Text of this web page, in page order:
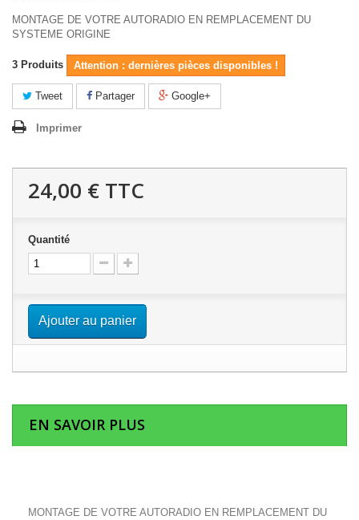
MONTAGE DE VOTRE AUTORADIO EN REMPLACEMENT DU
SYSTEME ORIGINE
3 Produits Attention : dernières pièces disponibles !
Tweet Partager Google+
Imprimer
24,00 € TTC
Quantité
Ajouter au panier
EN SAVOIR PLUS
MONTAGE DE VOTRE AUTORADIO EN REMPLACEMENT DU